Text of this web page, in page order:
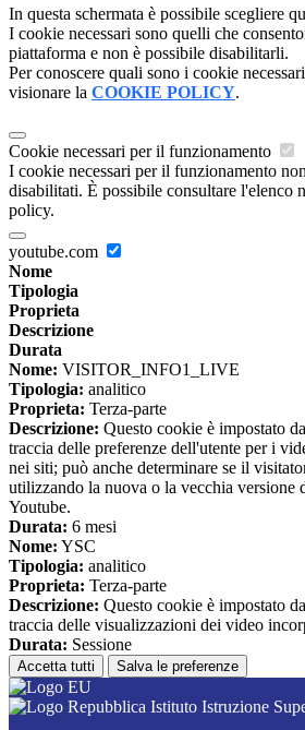
In questa schermata è possibile scegliere
I cookie necessari sono quelli che
piattaforma e non è possibile disabilitarli.
Per conoscere quali sono i cookie
visionare la COOKIE POLICY.
Cookie necessari per il funzionamento
I cookie necessari per il funzionamento
disabilitati. È possibile consultare l'elenco
policy.
youtube.com
Nome
Tipologia
Proprieta
Descrizione
Durata
Nome: VISITOR_INFO1_LIVE
Tipologia: analitico
Proprieta: Terza-parte
Descrizione: Questo cookie è impostato
traccia delle preferenze dell'utente per i
nei siti; può anche determinare se il
utilizzando la nuova o la vecchia versione
Youtube.
Durata: 6 mesi
Nome: YSC
Tipologia: analitico
Proprieta: Terza-parte
Descrizione: Questo cookie è impostato
traccia delle visualizzazioni dei video
Durata: Sessione
Accetta tutti Salva le preferenze
Istituto Istruzione